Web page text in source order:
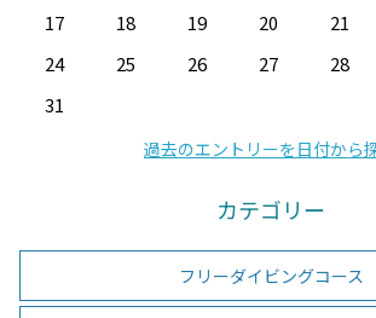
17
18 19 20 21
24
25 26 27 28
31
過去のエントリーを日付から
カテゴリー
フリーダイビングコース